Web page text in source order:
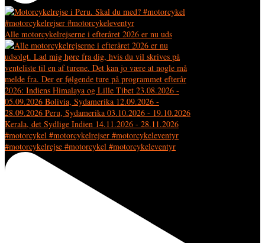
Alle motorcykelrejserne i efteråret 2026 er nu uds
#motorcykelrejse #motorcykel #motorcykeleventyr